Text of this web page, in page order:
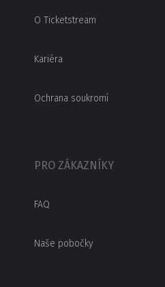
O Ticketstream
Kariéra
Ochrana soukromí
PRO ZÁKAZNÍKY
FAQ
Naše pobočky